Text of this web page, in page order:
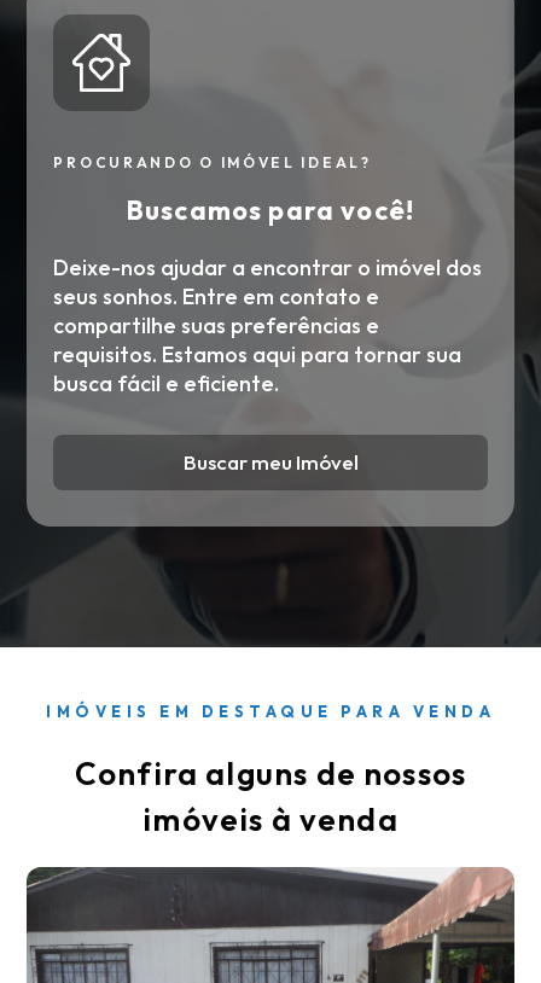
PROCURANDO O IMÓVEL IDEAL?
Buscamos para você!
Deixe-nos ajudar a encontrar o imóvel dos
seus sonhos. Entre em contato e
compartilhe suas preferências e
requisitos. Estamos aqui para tornar sua
busca fácil e eficiente.
Buscar meu Imóvel
IMÓVEIS EM DESTAQUE PARA VENDA
Confira alguns de nossos
imóveis à venda